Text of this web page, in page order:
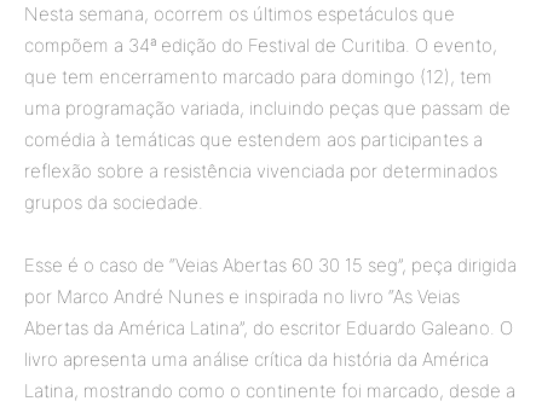
Nesta semana, ocorrem os últimos espetáculos que
compõem a 34ª edição do Festival de Curitiba. O evento,
que tem encerramento marcado para domingo (12), tem
uma programação variada, incluindo peças que passam de
comédia à temáticas que estendem aos participantes a
reflexão sobre a resistência vivenciada por determinados
grupos da sociedade.
Esse é o caso de “Veias Abertas 60 30 15 seg”, peça dirigida
por Marco André Nunes e inspirada no livro “As Veias
Abertas da América Latina”, do escritor Eduardo Galeano. O
livro apresenta uma análise crítica da história da América
Latina, mostrando como o continente foi marcado, desde a